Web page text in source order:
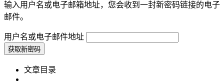
输入用户名或电子邮箱地址，您会收到一封新密码链接的电子
邮件。
用户名或电子邮件地址
文章目录